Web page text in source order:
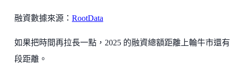
融資數據來源： RootData
如果把時間再拉長一點，2025 的融資總額距離上輪牛市還
段距離。